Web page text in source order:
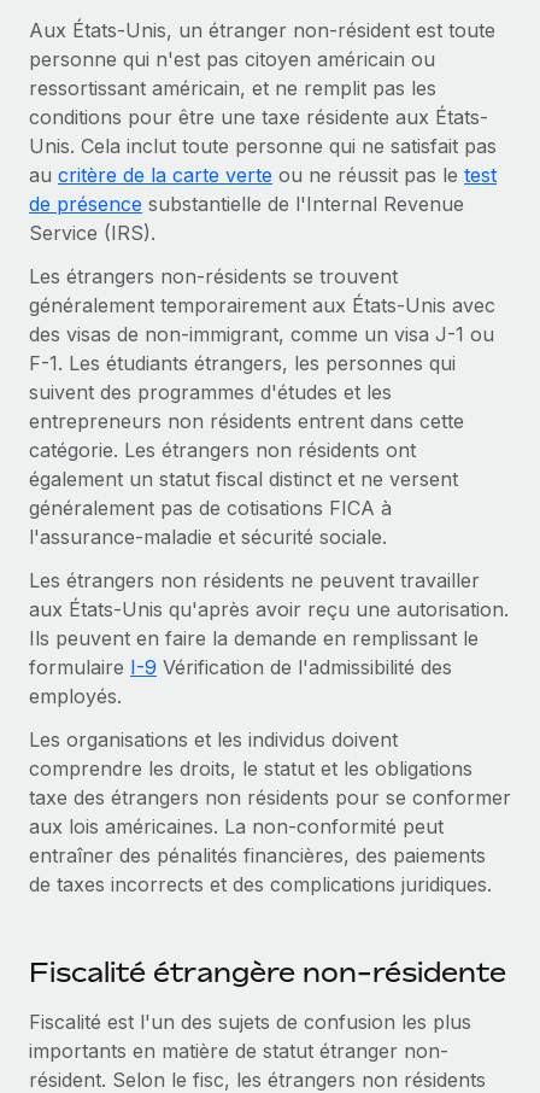
Gestion des freelances
Intégrez et gérez vos freelances partout dans le monde
PEO
Sous-traitez les opérations complexes liées à l’emploi
INFRASTRUCTURE
Intégration Remote
Intégrez vos RH aux flux de travail en toute simplicité
Plateforme
Des fonctions RH clés intégrées pour votre équipe
Connecter Nouveau
Connectez n'importe quel outil d’IA à Remote grâce à
notre MCP
Intégrations
SERVICES
Demandez aux experts
Recevez des conseils d’experts sur les RH à
l’international et la conformité
Contrôles d’antécédents
Simplifiez vos processus de présélection des
candidats
matière de conformité
Gestion des appareils
Achetez et suivez vos équipements informatiques
dans le monde entier
Comparer Remote
Examinez notre service par rapport aux autres
CROISSANCE
Start-ups
Des solutions agiles et internationales pour les RH et la
paie des entreprises en pleine croissance
Entreprises intermédiaires
Développez vos équipes avec des solutions RH sur
mesure
Les RH à l’international pour les grandes entreprises
TRAVAILLONS ENSEMBLE
Partenaires stratégiques de la tech
Devenir partenaire
Explorez avec nous vos opportunités de partenariat
Remote Build
Conseil en intégrations et automatisations assistées par
l’IA
ÉTUDES DE CAS
pays
Calculateur de paiement des freelances
Découvrez les devises disponibles et les vitesses de
paiement pour vos freelances internationaux
APPRENDRE AVEC REMOTE
Études de cas
Glossaire RH
Checklists et modèles
Descriptions de postes
Webinaires
Événements
Salle de presse
Données sur les salaires et les talents
Centre de ressources
Obtenir de l’aide
Voir toutes les ressources
BLOG
EOR et PEO
Gestion des freelances
Taxes
Français
Deutsch
Español
Italiano
Português (Portugal)
日本語
한국어
中文（简体）
Connexion
Aux États-Unis, un étranger non-résident est toute
personne qui n'est pas citoyen américain ou
ressortissant américain, et ne remplit pas les
conditions pour être une taxe résidente aux États-
Unis. Cela inclut toute personne qui ne satisfait pas
au critère de la carte verte ou ne réussit pas le test
de présence substantielle de l'Internal Revenue
Service (IRS).
Les étrangers non-résidents se trouvent
généralement temporairement aux États-Unis avec
des visas de non-immigrant, comme un visa J-1 ou
F-1. Les étudiants étrangers, les personnes qui
suivent des programmes d'études et les
entrepreneurs non résidents entrent dans cette
catégorie. Les étrangers non résidents ont
également un statut fiscal distinct et ne versent
généralement pas de cotisations FICA à
l'assurance-maladie et sécurité sociale.
Les étrangers non résidents ne peuvent travailler
aux États-Unis qu'après avoir reçu une autorisation.
Ils peuvent en faire la demande en remplissant le
formulaire I-9 Vérification de l'admissibilité des
employés.
Les organisations et les individus doivent
comprendre les droits, le statut et les obligations
taxe des étrangers non résidents pour se conformer
aux lois américaines. La non-conformité peut
entraîner des pénalités financières, des paiements
de taxes incorrects et des complications juridiques.
Fiscalité étrangère non-résidente
Fiscalité est l'un des sujets de confusion les plus
importants en matière de statut étranger non-
résident. Selon le fisc, les étrangers non résidents